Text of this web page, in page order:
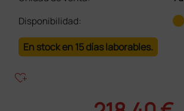
Disponibilidad:
En stock en 15 días laborables.
heart_plus